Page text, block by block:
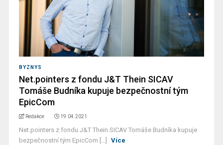
BYZNYS
Net.pointers z fondu J&T Thein SICAV
Tomáše Budníka kupuje bezpečnostní tým
EpicCom
Redakce 19.04.2021
Net.pointers z fondu J&T Thein SICAV Tomáše Budníka kupuje
bezpečnostní tým EpicCom [...]
Více